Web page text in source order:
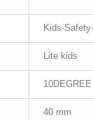
Kids-
Lite kids
10DEGREE
40 mm